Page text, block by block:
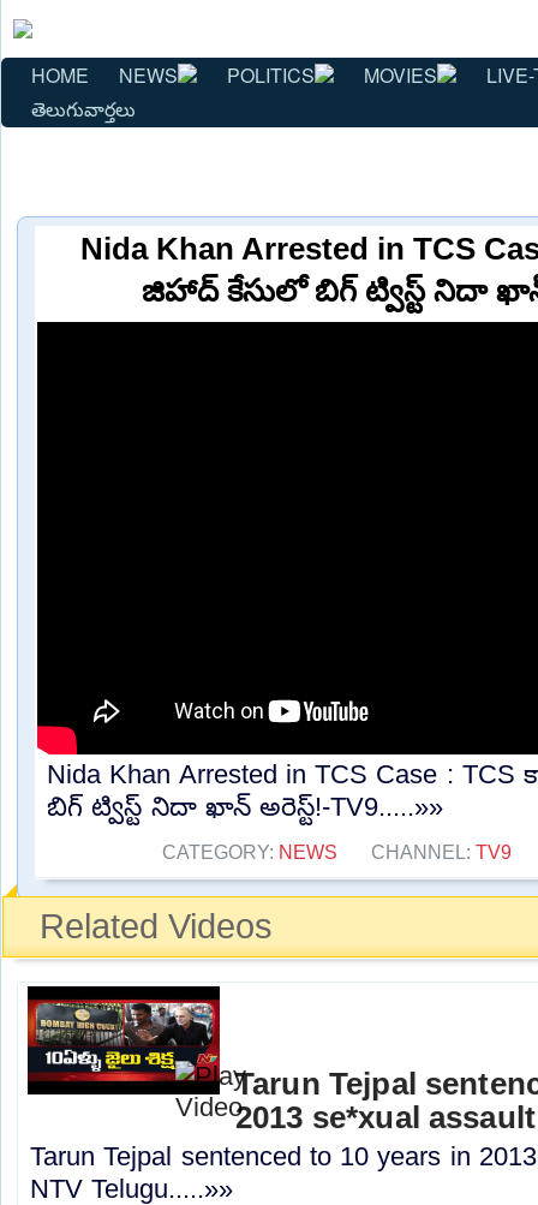
HOME NEWS POLITICS MOVIES
తెలుగువార్తలు
Nida Khan Arrested in TCS
జిహాద్ కేసులో బిగ్ ట్విస్ట్ నిదా ఖాన్
Nida Khan Arrested in TCS Case :
బిగ్ ట్విస్ట్ నిదా ఖాన్ అరెస్ట్!-TV9.....»»
CATEGORY: NEWS CHANNEL: TV9
Related Videos
Tarun Tejpal
2013 se*xual
Tarun Tejpal sentenced to 10 years in
NTV Telugu.....»»